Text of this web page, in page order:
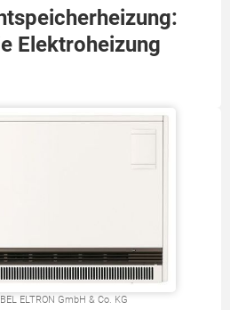
Elektroheizung
ELTRON GmbH & Co. KG